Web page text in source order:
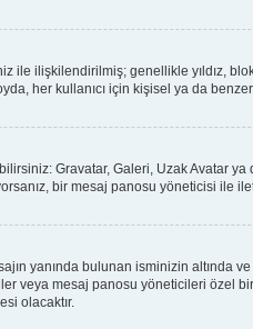
ile ilişkilendirilmiş; genellikle yıldız,
her kullanıcı için kişisel ya da
Gravatar, Galeri, Uzak Avatar
bir mesaj panosu yöneticisi ile
yanında bulunan isminizin altında
veya mesaj panosu yöneticileri
olacaktır.